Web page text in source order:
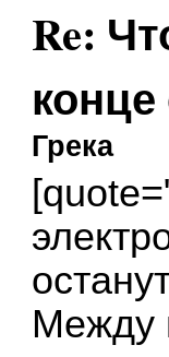
Re:
конце
Грека
Между